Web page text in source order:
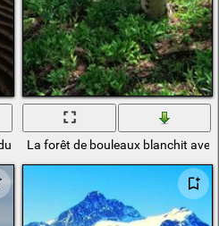
soleil. Dunes dans les derniers
La forêt de bouleaux blanchit